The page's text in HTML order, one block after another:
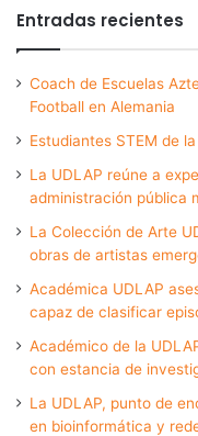
Entradas recientes
Coach de Escuelas
Football en Alemania
Estudiantes STEM de
La UDLAP reúne a
administración pública
La Colección de Arte
obras de artistas
Académica UDLAP
capaz de clasificar
Académico de la
con estancia de
La UDLAP, punto de
en bioinformática y